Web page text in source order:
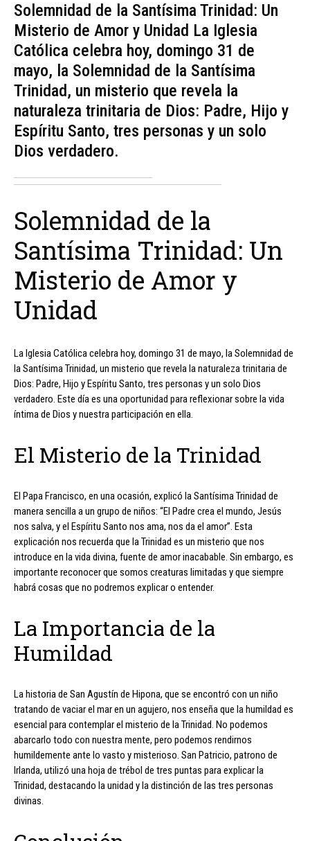
Solemnidad de la Santísima Trinidad: Un
Misterio de Amor y Unidad La Iglesia
Católica celebra hoy, domingo 31 de
mayo, la Solemnidad de la Santísima
Trinidad, un misterio que revela la
naturaleza trinitaria de Dios: Padre, Hijo y
Espíritu Santo, tres personas y un solo
Dios verdadero.
Solemnidad de la
Santísima Trinidad: Un
Misterio de Amor y
Unidad
La Iglesia Católica celebra hoy, domingo 31 de mayo, la Solemnidad de
la Santísima Trinidad, un misterio que revela la naturaleza trinitaria de
Dios: Padre, Hijo y Espíritu Santo, tres personas y un solo Dios
verdadero. Este día es una oportunidad para reflexionar sobre la vida
íntima de Dios y nuestra participación en ella.
El Misterio de la Trinidad
El Papa Francisco, en una ocasión, explicó la Santísima Trinidad de
manera sencilla a un grupo de niños: “El Padre crea el mundo, Jesús
nos salva, y el Espíritu Santo nos ama, nos da el amor”. Esta
explicación nos recuerda que la Trinidad es un misterio que nos
introduce en la vida divina, fuente de amor inacabable. Sin embargo, es
importante reconocer que somos creaturas limitadas y que siempre
habrá cosas que no podremos explicar o entender.
La Importancia de la
Humildad
La historia de San Agustín de Hipona, que se encontró con un niño
tratando de vaciar el mar en un agujero, nos enseña que la humildad es
esencial para contemplar el misterio de la Trinidad. No podemos
abarcarlo todo con nuestra mente, pero podemos rendirnos
humildemente ante lo vasto y misterioso. San Patricio, patrono de
Irlanda, utilizó una hoja de trébol de tres puntas para explicar la
Trinidad, destacando la unidad y la distinción de las tres personas
divinas.